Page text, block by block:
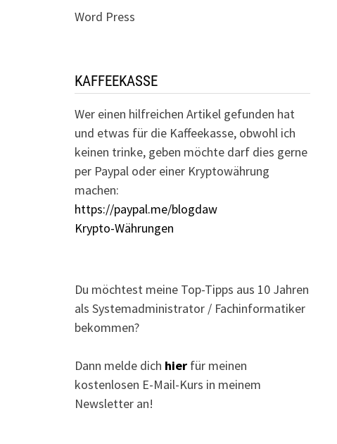
Word Press
KAFFEEKASSE
Wer einen hilfreichen Artikel gefunden hat
und etwas für die Kaffeekasse, obwohl ich
keinen trinke, geben möchte darf dies gerne
per Paypal oder einer Kryptowährung
machen:
https://paypal.me/blogdaw
Krypto-Währungen
Du möchtest meine Top-Tipps aus 10 Jahren
als Systemadministrator / Fachinformatiker
bekommen?
Dann melde dich hierfür meinen
kostenlosen E-Mail-Kurs in meinem
Newsletter an!